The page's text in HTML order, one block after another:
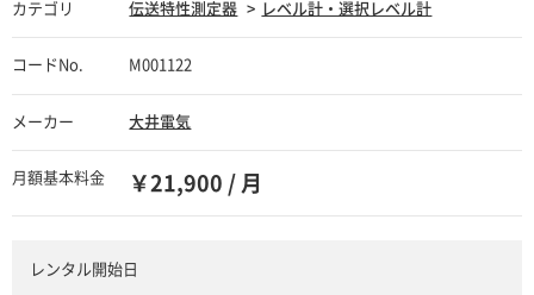
カテゴリ 伝送特性測定器 レベル計・選択レベル計
コードNo. M001122
メーカー 大井電気
月額基本料金 ￥21,900 / 月
レンタル開始日